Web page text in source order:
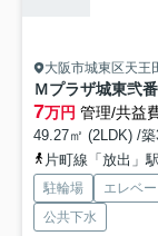
大阪市城東区天王
Ｍプラザ城東弐
7万円 管理/共益
49.27㎡ (2LDK) /
片町線「放出」
駐輪場 エレベ
公共下水